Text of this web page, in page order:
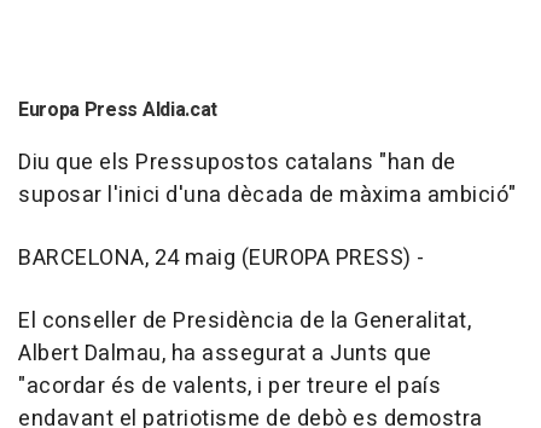
Europa Press Aldia.cat
Diu que els Pressupostos catalans "han de
suposar l'inici d'una dècada de màxima ambició"
BARCELONA, 24 maig (EUROPA PRESS) -
El conseller de Presidència de la Generalitat,
Albert Dalmau, ha assegurat a Junts que
"acordar és de valents, i per treure el país
endavant el patriotisme de debò es demostra